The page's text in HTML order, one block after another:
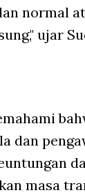
normal
ujar
dan
masa